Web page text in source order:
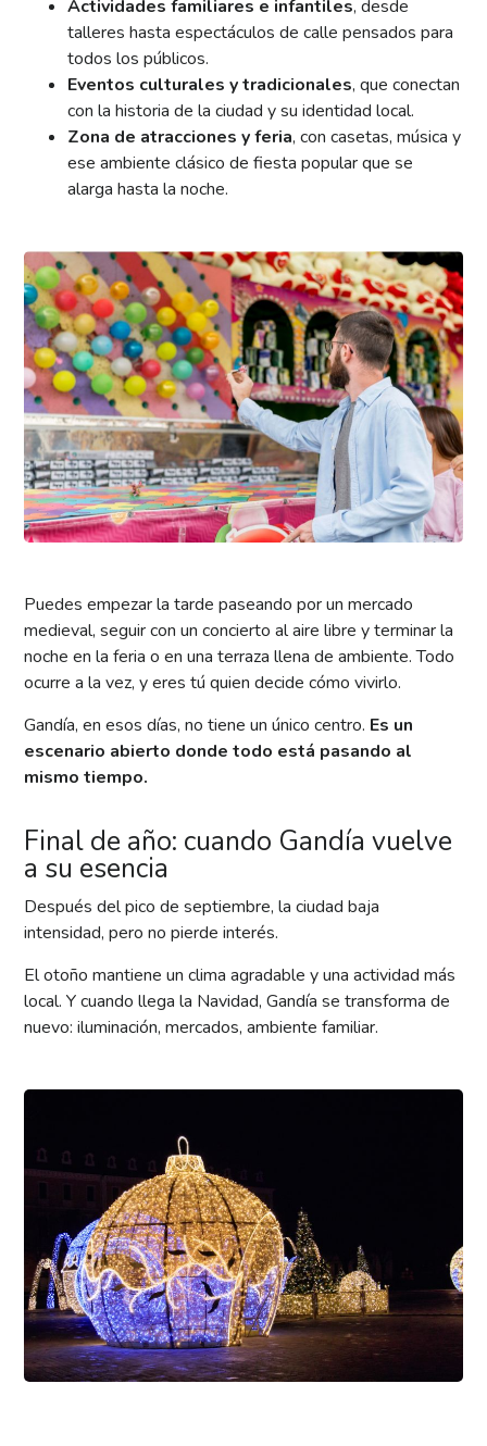
Actividades familiares e infantiles, desde
talleres hasta espectáculos de calle pensados para
todos los públicos.
Eventos culturales y tradicionales, que conectan
con la historia de la ciudad y su identidad local.
Zona de atracciones y feria, con casetas, música y
ese ambiente clásico de fiesta popular que se
alarga hasta la noche.
Puedes empezar la tarde paseando por un mercado
medieval, seguir con un concierto al aire libre y terminar la
noche en la feria o en una terraza llena de ambiente. Todo
ocurre a la vez, y eres tú quien decide cómo vivirlo.
Gandía, en esos días, no tiene un único centro. Es un
escenario abierto donde todo está pasando al
mismo tiempo.
Final de año: cuando Gandía vuelve
a su esencia
Después del pico de septiembre, la ciudad baja
intensidad, pero no pierde interés.
El otoño mantiene un clima agradable y una actividad más
local. Y cuando llega la Navidad, Gandía se transforma de
nuevo: iluminación, mercados, ambiente familiar.